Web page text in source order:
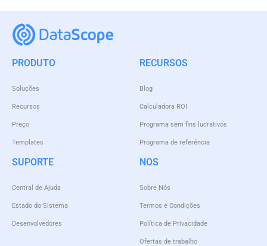
PRODUTO
Soluções
Recursos
Preço
Templates
RECURSOS
Blog
Calculadora ROI
Programa sem fins lucrativos
Programa de referência
SUPORTE
Central de Ajuda
Estado do Sistema
Desenvolvedores
NOS
Sobre Nós
Termos e Condições
Política de Privacidade
Ofertas de trabalho